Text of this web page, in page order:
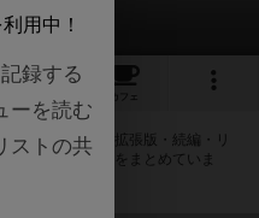
カフェ
ーム一覧です。拡張版・続編・リ
連性の強い作品をまとめていま
用中！
録する
ーを読む
ストの共